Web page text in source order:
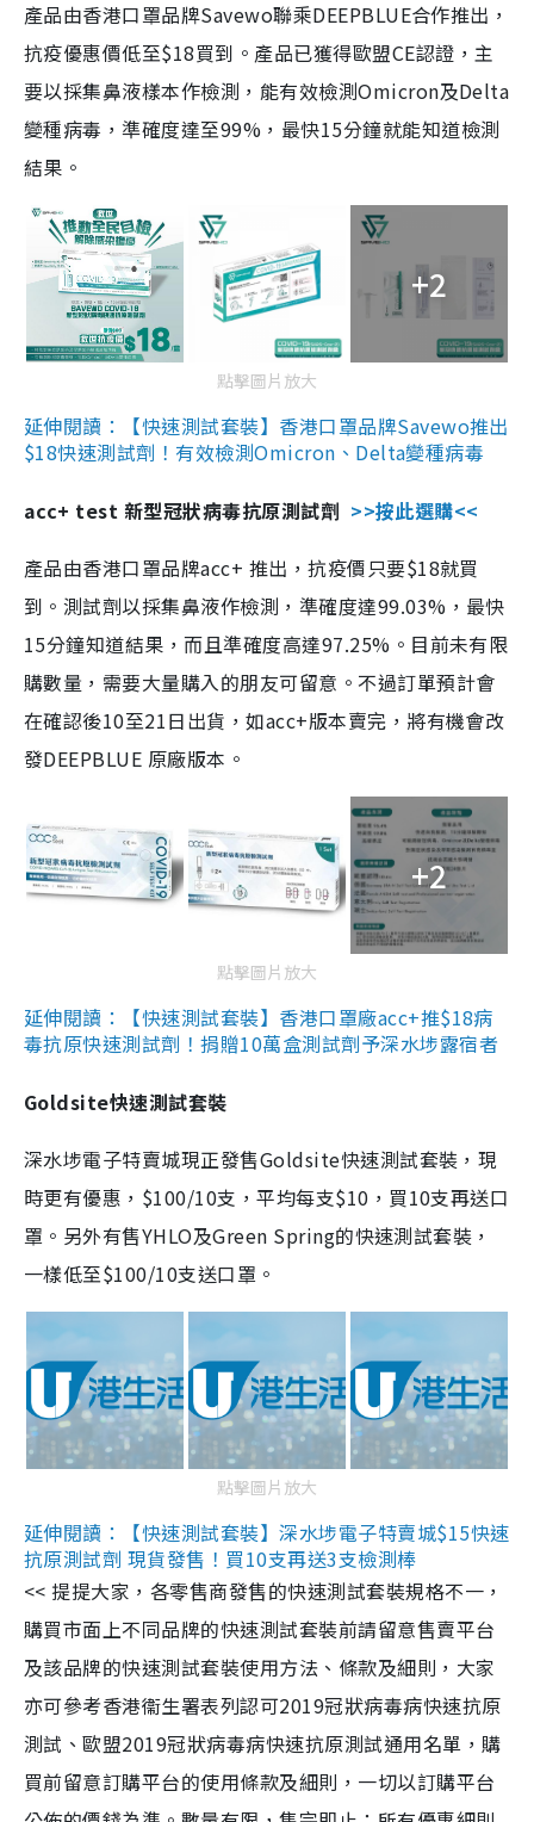
產品由香港口罩品牌Savewo聯乘DEEPBLUE合作推出，
抗疫優惠價低至$18買到。產品已獲得歐盟CE認證，主
要以採集鼻液樣本作檢測，能有效檢測Omicron及Delta
變種病毒，準確度達至99%，最快15分鐘就能知道檢測
結果。
+2
點擊圖片放大
延伸閱讀：【快速測試套裝】香港口罩品牌Savewo推出
$18快速測試劑！有效檢測Omicron、Delta變種病毒
acc+ test 新型冠狀病毒抗原測試劑 >>按此選購<<
產品由香港口罩品牌acc+ 推出，抗疫價只要$18就買
到。測試劑以採集鼻液作檢測，準確度達99.03%，最快
15分鐘知道結果，而且準確度高達97.25%。目前未有限
購數量，需要大量購入的朋友可留意。不過訂單預計會
在確認後10至21日出貨，如acc+版本賣完，將有機會改
發DEEPBLUE 原廠版本。
+2
點擊圖片放大
延伸閱讀：【快速測試套裝】香港口罩廠acc+推$18病
毒抗原快速測試劑！捐贈10萬盒測試劑予深水埗露宿者
Goldsite快速測試套裝
深水埗電子特賣城現正發售Goldsite快速測試套裝，現
時更有優惠，$100/10支，平均每支$10，買10支再送口
罩。另外有售YHLO及Green Spring的快速測試套裝，
一樣低至$100/10支送口罩。
點擊圖片放大
延伸閱讀：【快速測試套裝】深水埗電子特賣城$15快速
抗原測試劑 現貨發售！買10支再送3支檢測棒
<< 提提大家，各零售商發售的快速測試套裝規格不一，
購買市面上不同品牌的快速測試套裝前請留意售賣平台
及該品牌的快速測試套裝使用方法、條款及細則，大家
亦可參考香港衞生署表列認可2019冠狀病毒病快速抗原
測試、歐盟2019冠狀病毒病快速抗原測試通用名單，購
買前留意訂購平台的使用條款及細則，一切以訂購平台